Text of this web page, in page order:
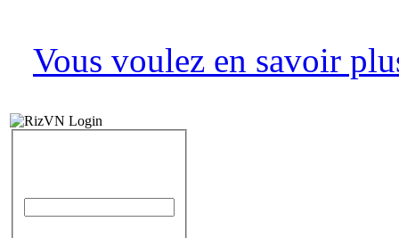
Vous voulez en savoir